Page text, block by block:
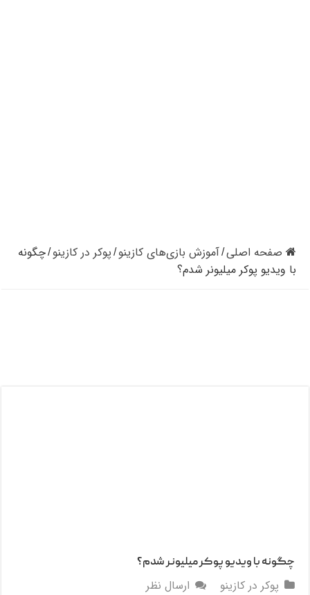
صفحه اصلی/آموزش بازی‌های کازینو / پوکر در کازینو /چگونه
با ویدیو پوکر میلیونر شدم؟
چگونه با ویدیو پوکر میلیونر شدم؟
پوکر در کازینو
ارسال نظر